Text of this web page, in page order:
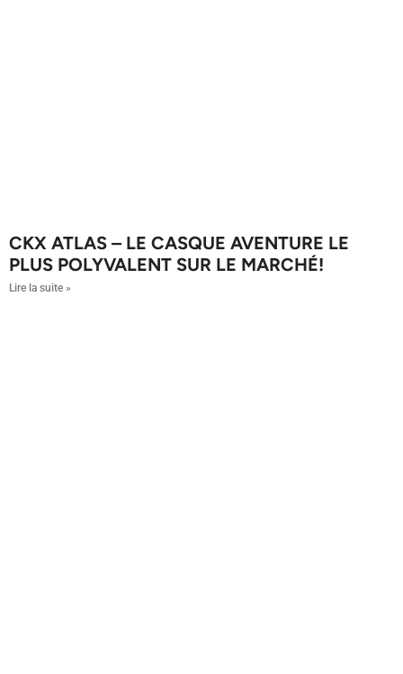
CKX ATLAS – LE CASQUE AVENTURE LE
PLUS POLYVALENT SUR LE MARCHÉ!
Lire la suite »